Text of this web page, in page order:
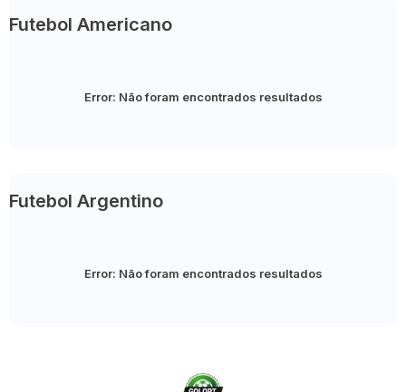
Futebol Americano
Error: Não foram encontrados resultados
Futebol Argentino
Error: Não foram encontrados resultados